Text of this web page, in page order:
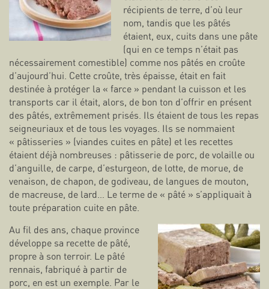
récipients de terre, d’où leur
nom, tandis que les pâtés
étaient, eux, cuits dans une pâte
(qui en ce temps n’était pas
nécessairement comestible) comme nos pâtés en croûte
d’aujourd’hui. Cette croûte, très épaisse, était en fait
destinée à protéger la « farce » pendant la cuisson et les
transports car il était, alors, de bon ton d’offrir en présent
des pâtés, extrêmement prisés. Ils étaient de tous les repas
seigneuriaux et de tous les voyages. Ils se nommaient
« pâtisseries » (viandes cuites en pâte) et les recettes
étaient déjà nombreuses : pâtisserie de porc, de volaille ou
d’anguille, de carpe, d’esturgeon, de lotte, de morue, de
venaison, de chapon, de godiveau, de langues de mouton,
de macreuse, de lard… Le terme de « pâté » s’appliquait à
toute préparation cuite en pâte.
Au fil des ans, chaque province
développe sa recette de pâté,
propre à son terroir. Le pâté
rennais, fabriqué à partir de
porc, en est un exemple. Par le